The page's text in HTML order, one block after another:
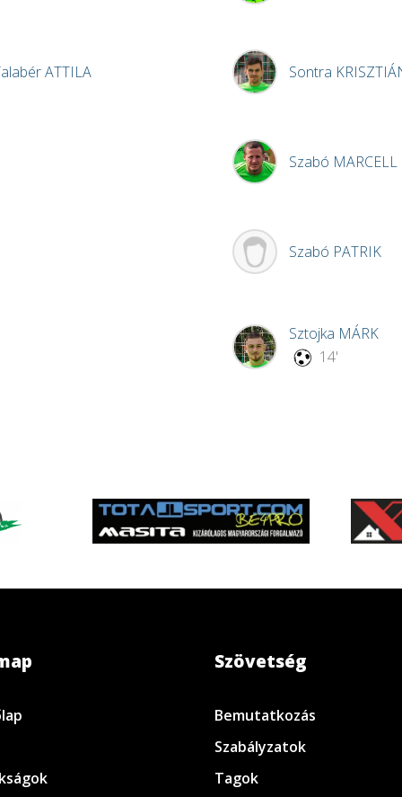
ATTILA Sontra
Szabó MARCELL
Szabó PATRIK
Sztojka MÁRK
14'
Szövetség
Bemutatkozás
Szabályzatok
Tagok